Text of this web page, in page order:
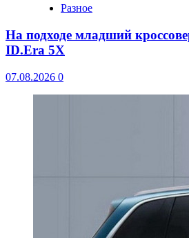
Разное
На подходе младший
ID.Era 5X
07.08.2026 0